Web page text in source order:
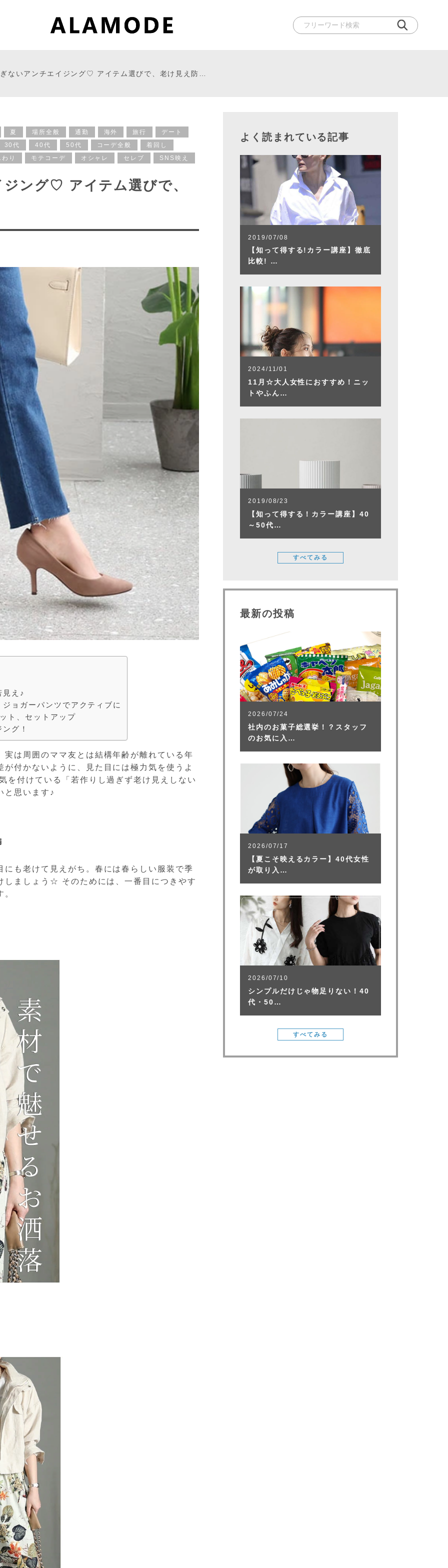
ないアンチエイジング♡ アイテム選びで、老け見え防…
夏 場所全般 通勤 海外 旅行
デート
30代
40代 50代 コーデ全般
着回し
り
モテコーデ オシャレ セレブ SNS映え
ング♡ アイテム選びで、
え♪
ョガーパンツでアクティブに
ト、セットアップ
グ！
は周囲のママ友とは結構年齢が離れている年
付かないように、見た目には極力気を使うよ
付けている「若作りし過ぎず老け見えしない
と思います♪
も老けて見えがち。春には春らしい服装で季
しましょう☆ そのためには、一番目につきやす
よく読まれている記事
2019/07/08
【知って得する!カラー講座】徹底
比較! …
2024/11/01
11月☆大人女性におすすめ！ニッ
トやふん…
2019/08/23
【知って得する！カラー講座】40
～50代…
すべてみる
最新の投稿
2026/07/24
社内のお菓子総選挙！？スタッフ
のお気に入…
2026/07/17
【夏こそ映えるカラー】40代女性
が取り入…
2026/07/10
シンプルだけじゃ物足りない！40
代・50…
すべてみる